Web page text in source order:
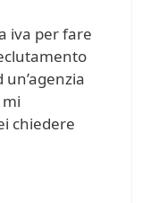
iva per fare
chiedere